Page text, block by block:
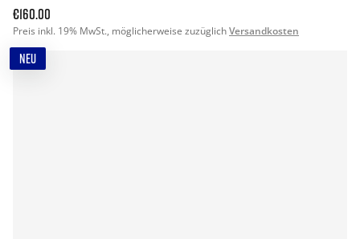
€160.00
Preis inkl. 19% MwSt., möglicherweise zuzüglichVersandkosten
NEU